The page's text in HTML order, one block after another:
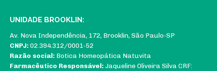
UNIDADE BROOKLIN:
Av. Nova Independência, 172, Brooklin, São Paulo-SP
CNPJ:02.394.312/0001-52
Razão social: Botica Homeopática Natuvita
Farmacêutico Responsável:Jaqueline Oliveira Silva CRF: